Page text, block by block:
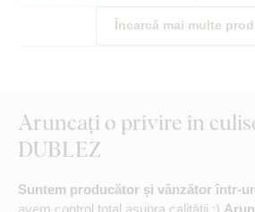
Încarcă mai multe
Aruncați o privire în
DUBLEZ
Suntem producător și vânzător într-
avem control total asupra calității :)